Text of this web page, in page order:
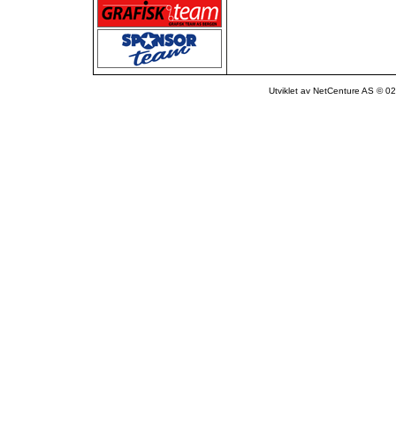
Utviklet av NetCenture AS ©